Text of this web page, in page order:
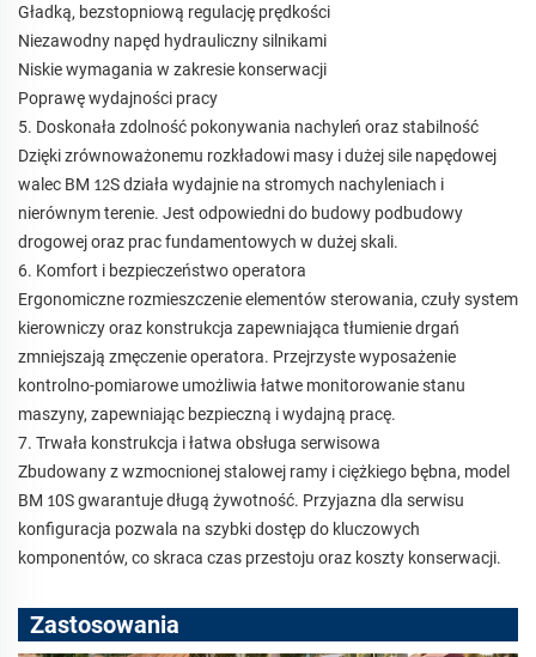
Gładką, bezstopniową regulację prędkości
Niezawodny napęd hydrauliczny silnikami
Niskie wymagania w zakresie konserwacji
Poprawę wydajności pracy
5. Doskonała zdolność pokonywania nachyleń oraz stabilność
Dzięki zrównoważonemu rozkładowi masy i dużej sile napędowej
walec BM 12S działa wydajnie na stromych nachyleniach i
nierównym terenie. Jest odpowiedni do budowy podbudowy
drogowej oraz prac fundamentowych w dużej skali.
6. Komfort i bezpieczeństwo operatora
Ergonomiczne rozmieszczenie elementów sterowania, czuły system
kierowniczy oraz konstrukcja zapewniająca tłumienie drgań
zmniejszają zmęczenie operatora. Przejrzyste wyposażenie
kontrolno-pomiarowe umożliwia łatwe monitorowanie stanu
maszyny, zapewniając bezpieczną i wydajną pracę.
7. Trwała konstrukcja i łatwa obsługa serwisowa
Zbudowany z wzmocnionej stalowej ramy i ciężkiego bębna, model
BM 10S gwarantuje długą żywotność. Przyjazna dla serwisu
konfiguracja pozwala na szybki dostęp do kluczowych
komponentów, co skraca czas przestoju oraz koszty konserwacji.
Zastosowania